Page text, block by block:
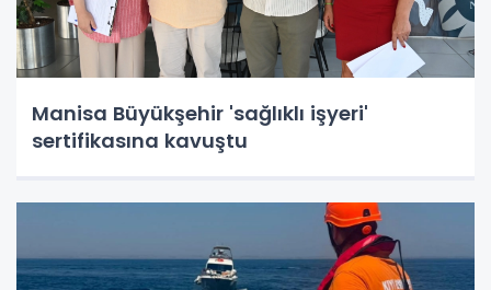
Manisa Büyükşehir 'sağlıklı işyeri'
sertifikasına kavuştu